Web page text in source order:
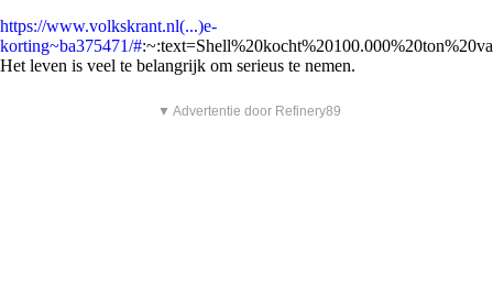
https://www.volkskrant.nl(...)e-
korting~ba375471/#
Het leven is veel te belangrijk om serieus te nemen.
▼ Advertentie door Refinery89